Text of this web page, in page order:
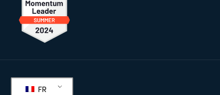
de
FR